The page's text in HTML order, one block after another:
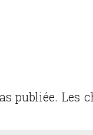
publiée. Les